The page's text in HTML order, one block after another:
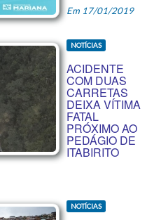
Em 17/01/2019
NOTÍCIAS
ACIDENTE
COM DUAS
CARRETAS
DEIXA VÍTIMA
FATAL
PRÓXIMO AO
PEDÁGIO DE
ITABIRITO
NOTÍCIAS